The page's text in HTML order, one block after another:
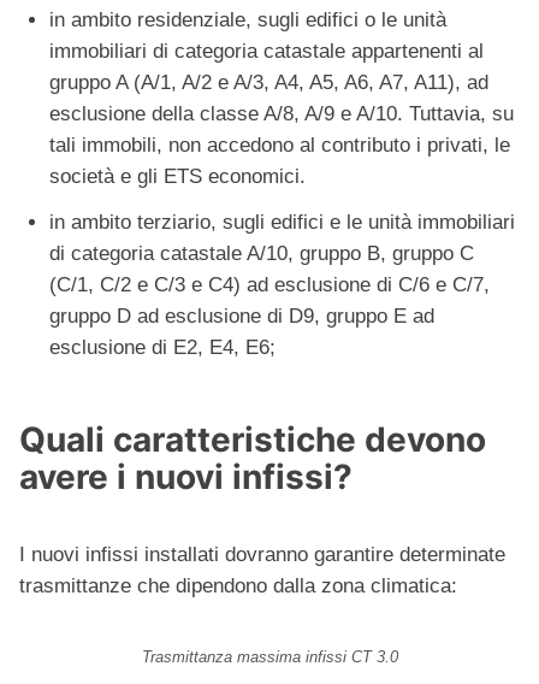
in ambito residenziale, sugli edifici o le unità
immobiliari di categoria catastale appartenenti al
gruppo A (A/1, A/2 e A/3, A4, A5, A6, A7, A11), ad
esclusione della classe A/8, A/9 e A/10. Tuttavia, su
tali immobili, non accedono al contributo i privati, le
società e gli ETS economici.
in ambito terziario, sugli edifici e le unità immobiliari
di categoria catastale A/10, gruppo B, gruppo C
(C/1, C/2 e C/3 e C4) ad esclusione di C/6 e C/7,
gruppo D ad esclusione di D9, gruppo E ad
esclusione di E2, E4, E6;
Quali caratteristiche devono
avere i nuovi infissi?
I nuovi infissi installati dovranno garantire determinate
trasmittanze che dipendono dalla zona climatica:
Trasmittanza massima infissi CT 3.0